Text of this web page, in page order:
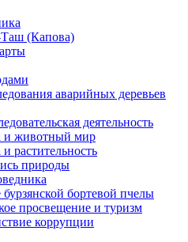
(Капова)
аварийных деревьев
деятельность
и животный мир
растительность
природы
бортевой пчелы
просвещение и туризм
коррупции